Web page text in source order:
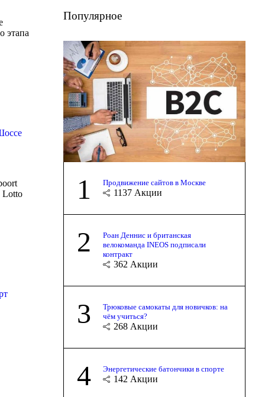
этапа
Lotto
Популярное
1 Продвижение сайтов в Москве
1137 Акции
2
Роан Деннис и британская
велокоманда INEOS подписали
контракт
362 Акции
3
Трюковые самокаты для новичков: на
чём учиться?
268 Акции
4 Энергетические батончики в спорте
142 Акции